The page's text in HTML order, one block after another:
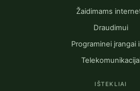
Žaidimams
Draudimui
Programinei įrangai
IŠTEKLIAI